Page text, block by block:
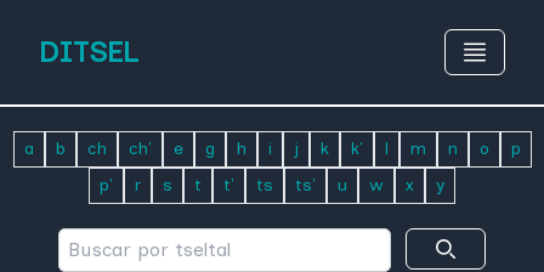
DITSEL
a b ch ch' e g h i j k k' l m n o
p
p'
r s t t' ts ts' u w x y